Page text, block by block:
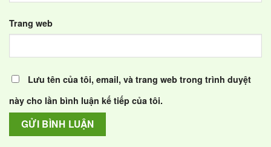
Trang web
Lưu tên của tôi, email, và trang web trong trình duyệt
này cho lần bình luận kế tiếp của tôi.